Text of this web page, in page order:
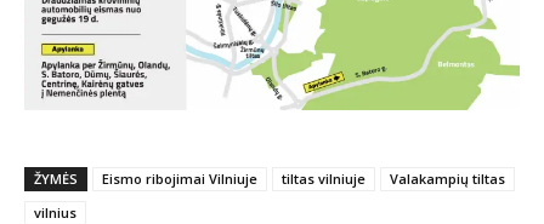
ŽYMĖS Eismo ribojimai Vilniuje tiltas vilniuje
Valakampių tiltas
vilnius